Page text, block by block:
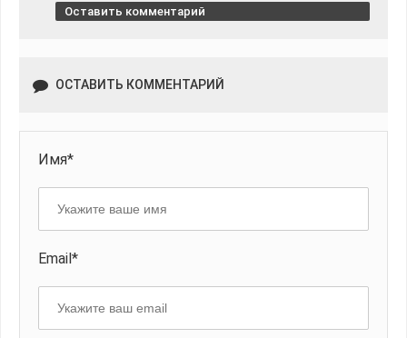
Оставить комментарий
ОСТАВИТЬ КОММЕНТАРИЙ
Имя*
Email*